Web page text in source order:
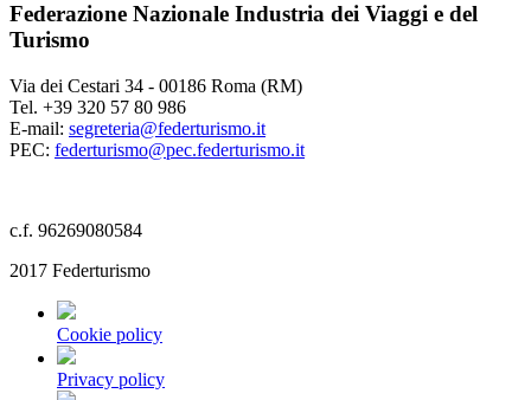
Federazione Nazionale Industria dei Viaggi e del
Turismo
Via dei Cestari 34 - 00186 Roma (RM)
Tel. +39 320 57 80 986
E-mail: segreteria@federturismo.it
PEC: federturismo@pec.federturismo.it
c.f. 96269080584
2017 Federturismo
Cookie policy
Privacy policy